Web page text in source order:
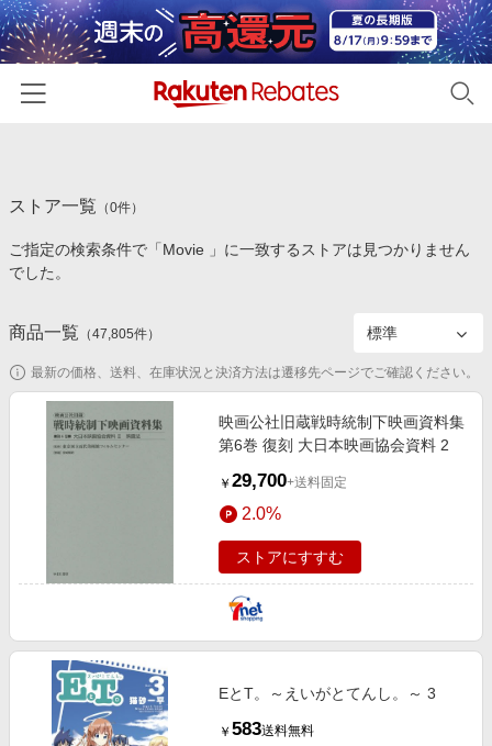
カテゴリー一覧
百貨店・総合ECモール
食品・スイーツ・お酒
コスメ・健康・医薬品
キッズ・ベビー用品
スポーツ・アウトドア・ゴルフ
インテリア・寝具
旅行・レジャー・ホテル予約
生活・お役立ち
金融・マネー・保険
イベント一覧
初回購入者限定特典
対象ストア新規限定特典
新着ストアのご紹介
電子書籍特集
わくわく夏特集
Apple公式サイト×楽天カード分割払い
Qoo10メガポ
Samsung ボーナスキャンペーン
楽天IDでログイン/会員登録
ストア一覧 （0件）
ご指定の検索条件で「Movie 」に一致するストアは見つかりません
でした。
商品一覧 （47,805件）
最新の価格、送料、在庫状況と決済方法は遷移先ページでご確認ください。
映画公社旧蔵戦時統制下映画資料集
第6巻 復刻 大日本映画協会資料 2
￥ 29,700+送料固定
2.0%
ストアにすすむ
EとT。～えいがとてんし。～ 3
￥ 583送料無料